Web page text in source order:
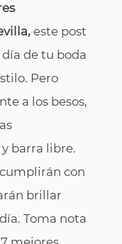
este post
de tu boda
Pero
a los besos,
barra libre.
con
brillar
Toma nota